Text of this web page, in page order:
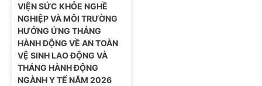
VIỆN SỨC KHỎE NGHỀ
NGHIỆP VÀ MÔI TRƯỜNG
HƯỞNG ỨNG THÁNG
HÀNH ĐỘNG VỀ AN TOÀN
VỆ SINH LAO ĐỘNG VÀ
THÁNG HÀNH ĐỘNG
NGÀNH Y TẾ NĂM 2026